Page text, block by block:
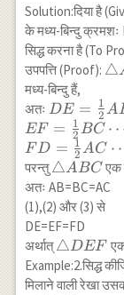
Solution:दिया है
के मध्य-बिन्दु
सिद्ध करना है (To
उपपत्ति (Proof): △
मध्य-बिन्दु हैं,
अतः
{2} AB
{2} BC
\cdots(2) \\
FD
=\frac{1}
{2} AC
\cdots(3)
DE = 2
1 A
EF = 2
1 BC
F D = 2
1 AC
परन्तु\triangle
ABC
△ABC एक
अतः AB=BC=AC
(1),(2) और (3) से
DE=EF=FD
अर्थात्\triangle
DEF
△DEF
Example:2.सिद्ध
मिलाने वाली रेखा